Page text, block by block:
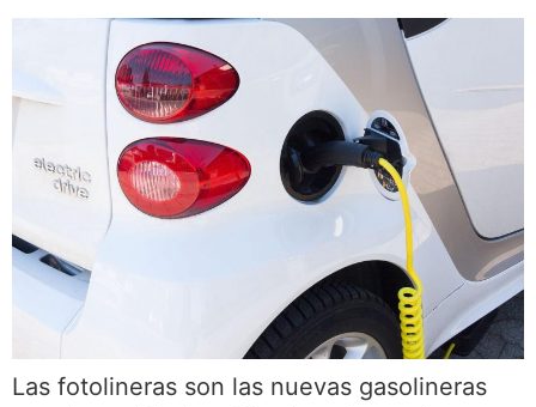
Las fotolineras son las nuevas gasolineras